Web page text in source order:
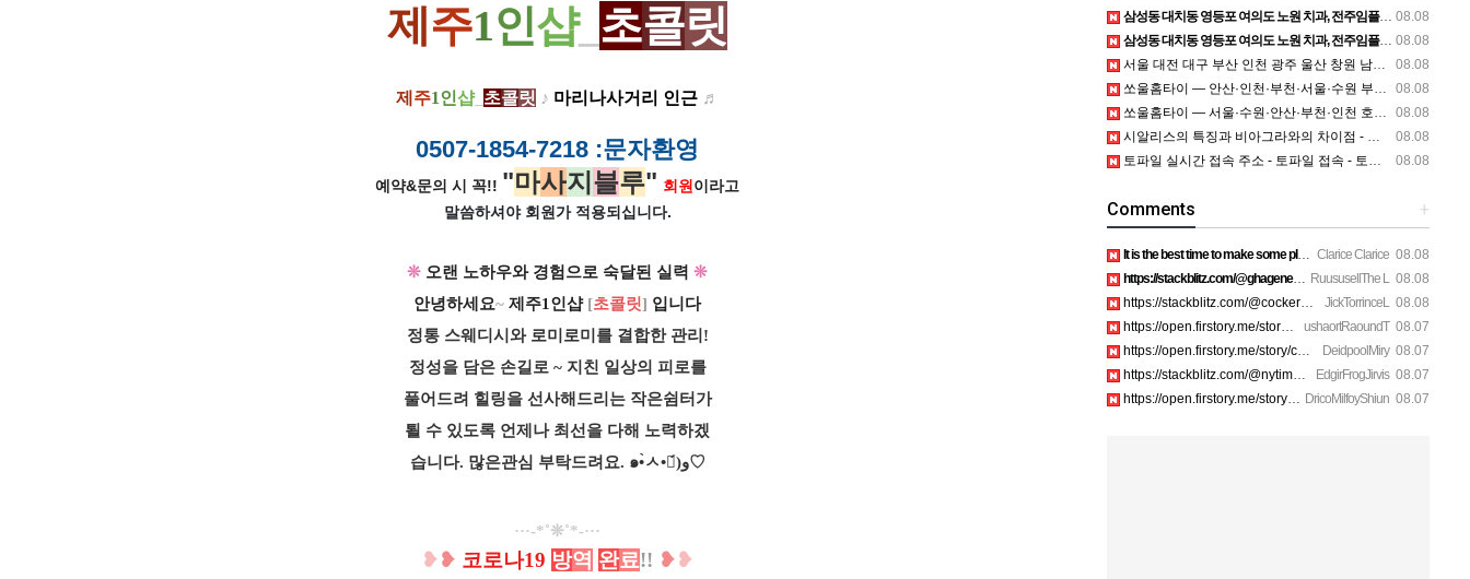
제주1인샵_ 초콜릿
제 주1인샵_ 초콜릿 ♪ 마리나사거리 인근 ♬
0507-1854-7218 :문자환영
예약&문의 시 꼭!! "마사지 블루" 회원 이라고
말씀하셔야 회원가 적용되십니다.
❊ 오랜 노하우와 경험으로 숙달된 실력 ❊
안녕하세요~ 제주1인샵 [초콜릿] 입니다
정통 스웨디시와 로미로미를 결합한 관리!
정성을 담은 손길로 ~ 지친 일상의 피로를
풀어드려 힐링을 선사해드리는 작은쉼터가
퇼 수 있도록 언제나 최선을 다해 노력하겠
습니다. 많은관심 부탁드려요.
๑•̀ㅅ•๑́)و♡
···-*˚❊˚*-···
❥❥ 코로나19 방역 완료!! ❥❥
08.08
삼성동 대치동 영등포 여의도 노원 치과, 전주임플란트 대구정형외과 광주피부과 정보
08.08
삼성동 대치동 영등포 여의도 노원 치과, 전주임플란트 대구정형외과 광주피부과 정보
08.08
서울 대전 대구 부산 인천 광주 울산 창원 남양주 이혼전문변호사 정보
08.08
쏘울홈타이 — 안산·인천·부천·서울·수원 부드러운 방문 관리 안내
08.08
쏘울홈타이 — 서울·수원·안산·부천·인천 호텔·자택 홈케어 상담
08.08
시알리스의 특징과 비아그라와의 차이점 - 비아센터
08.08
토파일 실시간 접속 주소 - 토파일 접속 - 토파일 최신 현재 주소 - xhvkdlf
+
Comments
Clarice Clarice 08.08
It is the best time to make some plans for the long run and …
RuususellThe L 08.08
https://stackblitz.com/@ghagenes74/collections/what-happens-…
JickTorrinceL 08.08
https://stackblitz.com/@cockerhanstartup/collections/help__-…
ushaortRaoundT 08.07
https://open.firstory.me/story/cmsip2pjw1a3701z6ftwa1gpl htt…
DeidpoolMiry 08.07
https://open.firstory.me/story/cmsiqku8m17ah01yqc4c6208e htt…
EdgirFrogJirvis 08.07
https://stackblitz.com/@nytimes/collections/how-to-turn-off-…
DricoMilfoyShiun 08.07
https://open.firstory.me/story/cmsiozsiy17o601yk4yp1bpeu htt…